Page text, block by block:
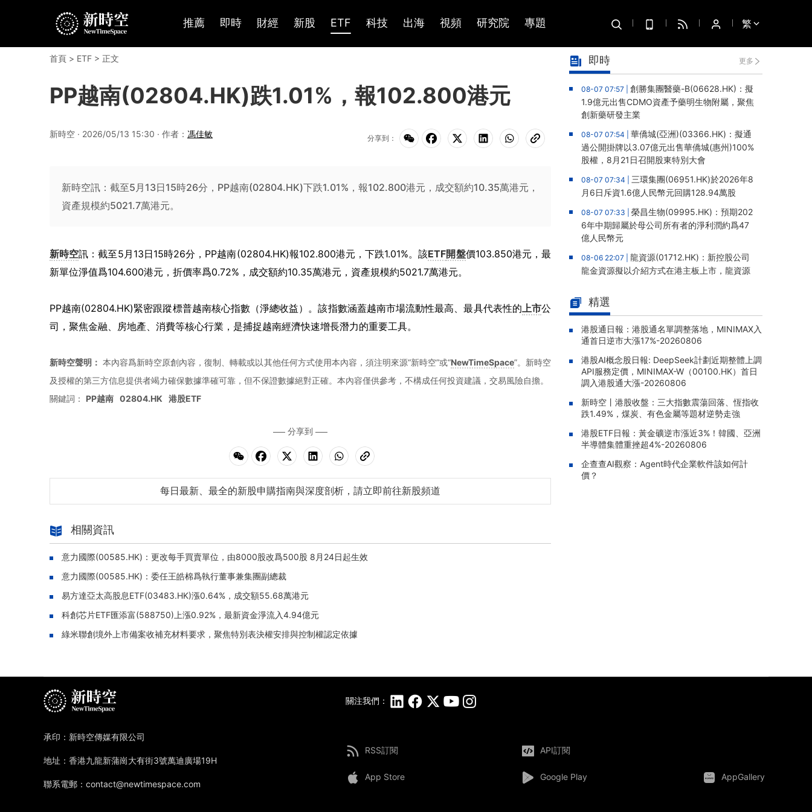
推薦 即時 財經 新股 ETF 科技 出海 視頻 研究院 專題 繁
首頁 > ETF > 正文
PP越南(02804.HK)跌1.01%，報102.800港元
新時空 · 2026/05/13 15:30 · 作者： 馮佳敏 分享到：
新時空訊：截至5月13日15時26分，PP越南(02804.HK)下跌1.01%，報102.800港元，成交額約10.35萬港元，
資產規模約5021.7萬港元。
新時空訊：截至5月13日15時26分，PP越南(02804.HK)報102.800港元，下跌1.01%。該ETF開盤價103.850港元，最
新單位淨值爲104.600港元，折價率爲0.72%，成交額約10.35萬港元，資產規模約5021.7萬港元。
PP越南(02804.HK)緊密跟蹤標普越南核心指數（淨總收益）。該指數涵蓋越南市場流動性最高、最具代表性的上市公
司，聚焦金融、房地產、消費等核心行業，是捕捉越南經濟快速增長潛力的重要工具。
新時空聲明： 本內容爲新時空原創內容，復制、轉載或以其他任何方式使用本內容，須注明來源“新時空”或“NewTimeSpace”。新時空
及授權的第三方信息提供者竭力確保數據準確可靠，但不保證數據絕對正確。本內容僅供參考，不構成任何投資建議，交易風險自擔。
關鍵詞：
PP越南 02804.HK 港股ETF
分享到
每日最新、最全的新股申購指南與深度剖析，請立即前往新股頻道
相關資訊
意力國際(00585.HK)：更改每手買賣單位，由8000股改爲500股 8月24日起生效
意力國際(00585.HK)：委任王皓棉爲執行董事兼集團副總裁
易方達亞太高股息ETF(03483.HK)漲0.64%，成交額55.68萬港元
科創芯片ETF匯添富(588750)上漲0.92%，最新資金淨流入4.94億元
綠米聯創境外上市備案收補充材料要求，聚焦特別表決權安排與控制權認定依據
即時 更多
08-07 07:57 | 創勝集團醫藥-B(06628.HK)：擬
1.9億元出售CDMO資產予藥明生物附屬，聚焦
創新藥研發主業
08-07 07:54 | 華僑城(亞洲)(03366.HK)：擬通
過公開掛牌以3.07億元出售華僑城(惠州)100%
股權，8月21日召開股東特別大會
08-07 07:34 | 三環集團(06951.HK)於2026年8
月6日斥資1.6億人民幣元回購128.94萬股
08-07 07:33 | 榮昌生物(09995.HK)：預期202
6年中期歸屬於母公司所有者的淨利潤約爲47
億人民幣元
08-06 22:07 | 龍資源(01712.HK)：新控股公司
龍金資源擬以介紹方式在港主板上市，龍資源
08-06 21:55 |
捷恩泰®（替恩戈替尼片）獲NMPA附條件批準
上市，用於FGFR2融合晚期膽管癌
澳洲成峯高教(01752.HK)：知悉
潛在資料安全事件，已展開調查並通報監管機
構
珠單抗第三項適應症獲批，成爲中國首個獲批
用於結直腸癌的抗HER2產品
08-06 21:28 |恆瑞醫藥(01276.HK)：1類創新藥
硫酸艾瑪昔替尼片新增第五項適應症獲批，實
現中軸型脊柱關節炎全疾病譜覆蓋
精選
港股通日報：港股通名單調整落地，MINIMAX入
通首日逆市大漲17%-20260806
港股AI概念股日報: DeepSeek計劃近期整體上調
API服務定價，MINIMAX-W（00100.HK）首日
調入港股通大漲-20260806
新時空丨港股收盤：三大指數震蕩回落、恆指收
跌1.49%，煤炭、有色金屬等題材逆勢走強
港股ETF日報：黃金礦逆市漲近3%！韓國、亞洲
半導體集體重挫超4%-20260806
企查查AI觀察：Agent時代企業軟件該如何計
價？
關注我們：
RSS訂閱 API訂閱
App Store Google Play AppGallery
承印：新時空傳媒有限公司
地址：香港九龍新蒲崗大有街3號萬迪廣場19H
聯系電郵：contact@newtimespace.com